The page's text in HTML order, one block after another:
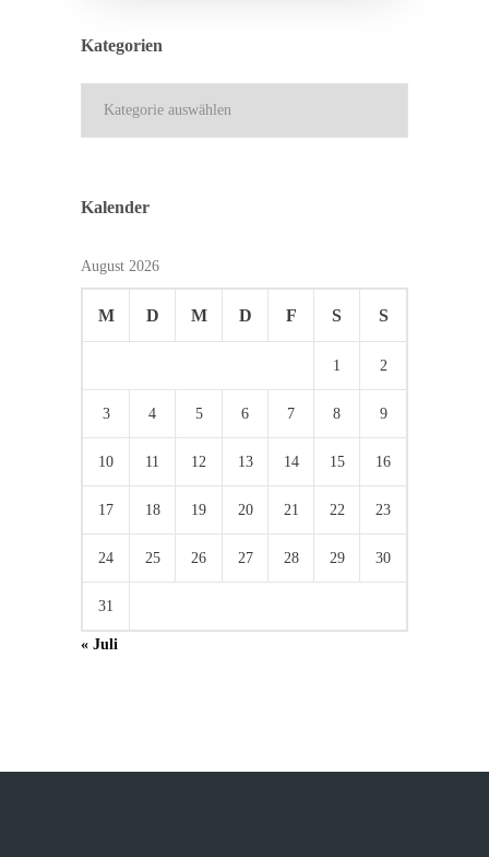
Kategorien
Kalender
August 2026
M D M D F S S
1 2
3 4 5 6 7 8 9
10 11 12 13 14 15 16
17 18 19 20 21 22 23
24 25 26 27 28 29 30
31
« Juli